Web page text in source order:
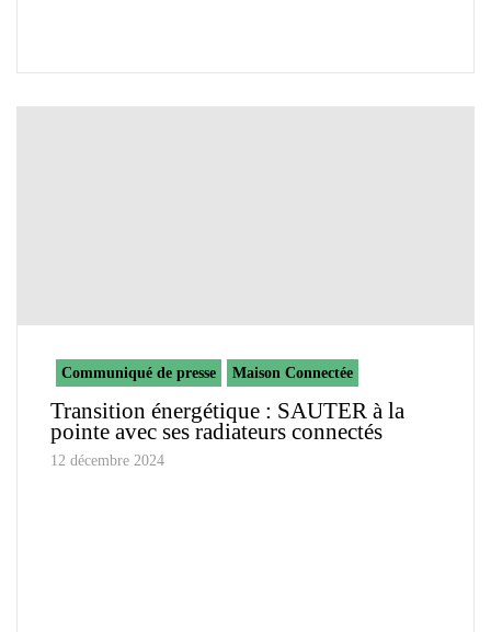
Communiqué de presse Maison Connectée
Transition énergétique : SAUTER à la
pointe avec ses radiateurs connectés
12 décembre 2024